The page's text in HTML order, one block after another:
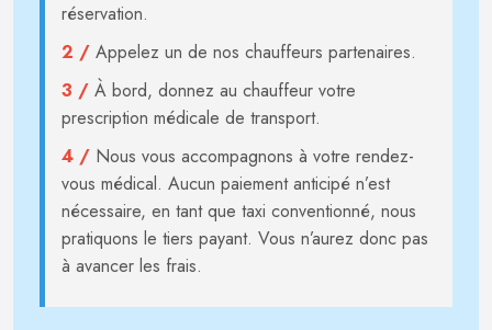
réservation.
2 / Appelez un de nos chauffeurs partenaires.
3 / À bord, donnez au chauffeur votre
prescription médicale de transport.
4 / Nous vous accompagnons à votre rendez-
vous médical. Aucun paiement anticipé n’est
nécessaire, en tant que taxi conventionné, nous
pratiquons le tiers payant. Vous n’aurez donc pas
à avancer les frais.